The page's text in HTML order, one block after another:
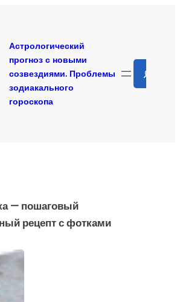
Астрологический
прогноз с новыми
созвездиями. Проблемы
зодиакального
гороскопа
— пошаговый
рецепт с фотками